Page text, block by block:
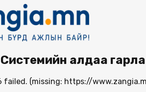
алдаа
failed. (missing: https://